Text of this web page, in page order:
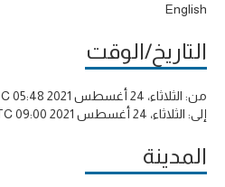
English
التاريخ/الوقت
من: الثلاثاء، 24 أغسطس 2021 05:48 UTC
إلى: الثلاثاء، 24 أغسطس 2021 09:00 UTC
المدينة